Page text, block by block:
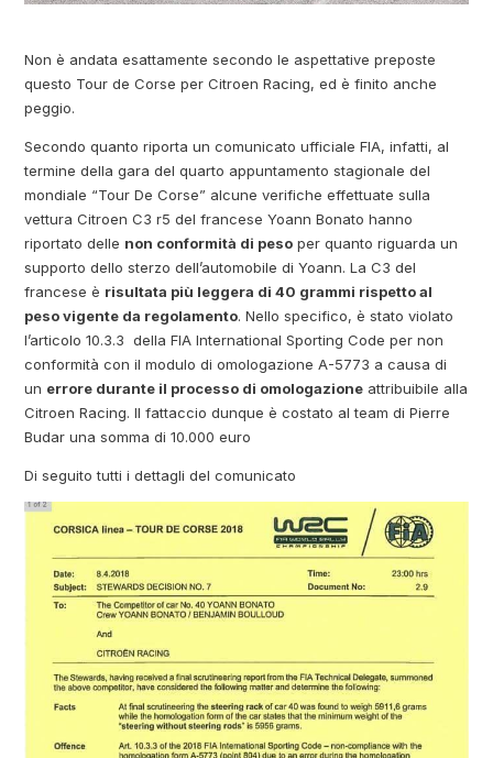
Non è andata esattamente secondo le aspettative preposte
questo Tour de Corse per Citroen Racing, ed è finito anche
peggio.
Secondo quanto riporta un comunicato ufficiale FIA, infatti, al
termine della gara del quarto appuntamento stagionale del
mondiale “Tour De Corse” alcune verifiche effettuate sulla
vettura Citroen C3 r5 del francese Yoann Bonato hanno
riportato delle non conformità di peso per quanto riguarda un
supporto dello sterzo dell’automobile di Yoann. La C3 del
francese è risultata più leggera di 40 grammi rispetto al
peso vigente da regolamento. Nello specifico, è stato violato
l’articolo 10.3.3 della FIA International Sporting Code per non
conformità con il modulo di omologazione A-5773 a causa di
un errore durante il processo di omologazione attribuibile alla
Citroen Racing. Il fattaccio dunque è costato al team di Pierre
Budar una somma di 10.000 euro
Di seguito tutti i dettagli del comunicato